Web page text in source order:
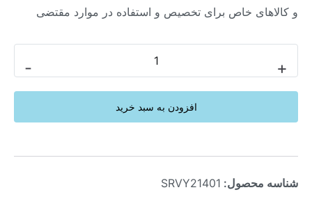
و کالاهای خاص برای تخصیص و استفاده در موارد مقتضی
- +
افزودن به سبد خرید
شناسه محصول: SRVY21401